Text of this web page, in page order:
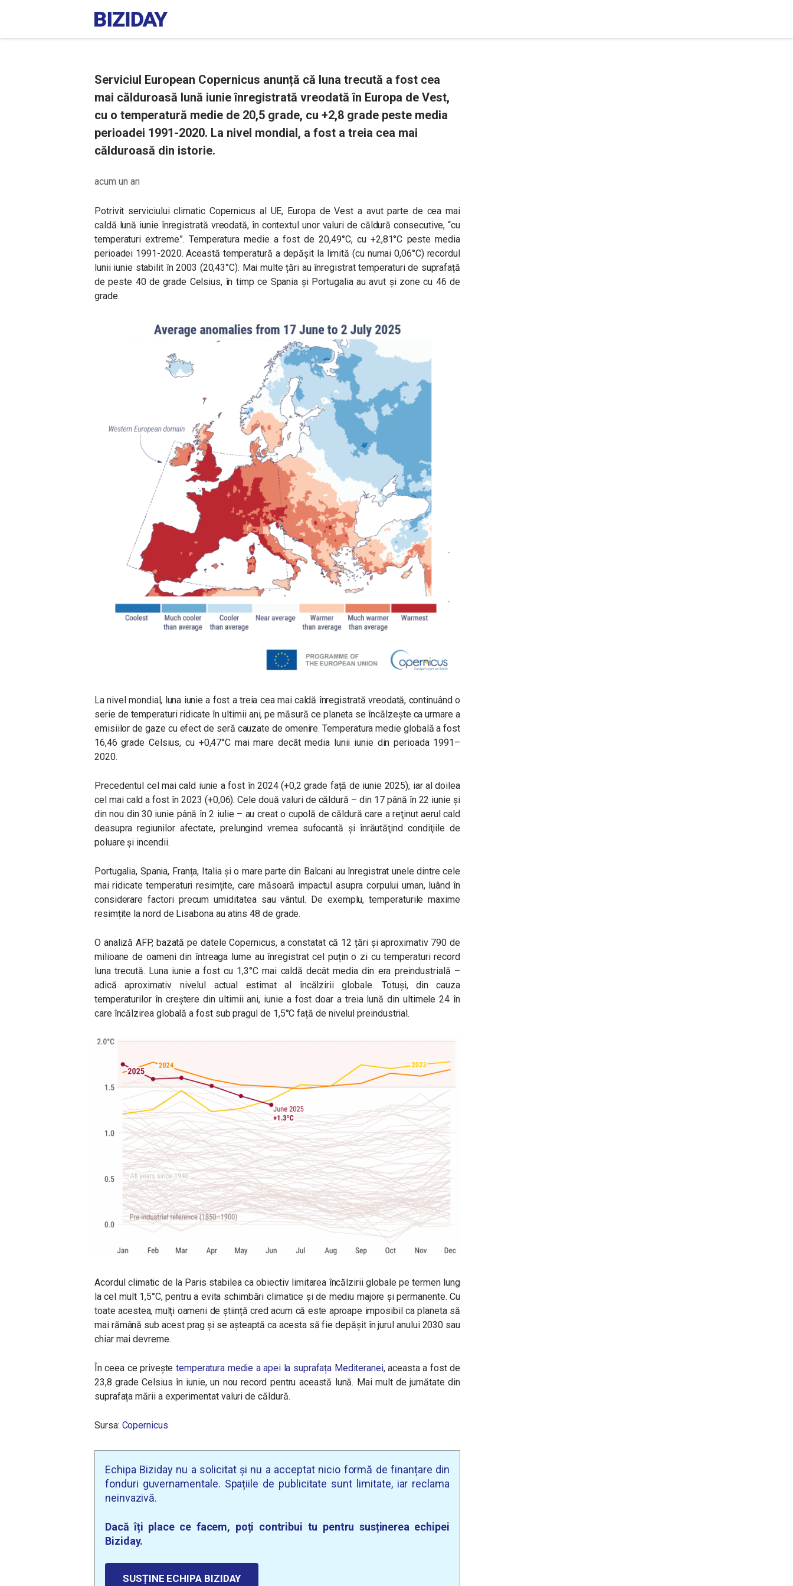
Serviciul European Copernicus anunță că luna trecută a fost cea
mai călduroasă lună iunie înregistrată vreodată în Europa de Vest,
cu o temperatură medie de 20,5 grade, cu +2,8 grade peste media
perioadei 1991-2020. La nivel mondial, a fost a treia cea mai
călduroasă din istorie.
acum un an
Potrivit serviciului climatic Copernicus al UE, Europa de Vest a avut parte de cea mai
caldă lună iunie înregistrată vreodată, în contextul unor valuri de căldură consecutive, “cu
temperaturi extreme”. Temperatura medie a fost de 20,49°C, cu +2,81°C peste media
perioadei 1991-2020. Această temperatură a depășit la limită (cu numai 0,06°C) recordul
lunii iunie stabilit în 2003 (20,43°C). Mai multe țări au înregistrat temperaturi de suprafață
de peste 40 de grade Celsius, în timp ce Spania și Portugalia au avut și zone cu 46 de
grade.
La nivel mondial, luna iunie a fost a treia cea mai caldă înregistrată vreodată, continuând o
serie de temperaturi ridicate în ultimii ani, pe măsură ce planeta se încălzește ca urmare a
emisiilor de gaze cu efect de seră cauzate de omenire. Temperatura medie globală a fost
16,46 grade Celsius, cu +0,47°C mai mare decât media lunii iunie din perioada 1991–
2020.
Precedentul cel mai cald iunie a fost în 2024 (+0,2 grade față de iunie 2025), iar al doilea
cel mai cald a fost în 2023 (+0,06).Cele două valuri de căldură – din 17 până în 22 iunie şi
din nou din 30 iunie până în 2 iulie – au creat o cupolă de căldură care a reţinut aerul cald
deasupra regiunilor afectate, prelungind vremea sufocantă şi înrăutăţind condiţiile de
poluare şi incendii.
Portugalia, Spania, Franța, Italia și o mare parte din Balcani au înregistrat unele dintre cele
mai ridicate temperaturi resimțite, care măsoară impactul asupra corpului uman, luând în
considerare factori precum umiditatea sau vântul. De exemplu, temperaturile maxime
resimțite la nord de Lisabona au atins 48 de grade.
O analiză AFP, bazată pe datele Copernicus, a constatat că 12 țări și aproximativ 790 de
milioane de oameni din întreaga lume au înregistrat cel puțin o zi cu temperaturi record
luna trecută. Luna iunie a fost cu 1,3°C mai caldă decât media din era preindustrială –
adică aproximativ nivelul actual estimat al încălzirii globale. Totuși, din cauza
temperaturilor în creștere din ultimii ani, iunie a fost doar a treia lună din ultimele 24 în
care încălzirea globală a fost sub pragul de 1,5°C față de nivelul preindustrial.
Acordul climatic de la Paris stabilea ca obiectiv limitarea încălzirii globale pe termen lung
la cel mult 1,5°C, pentru a evita schimbări climatice și de mediu majore și permanente. Cu
toate acestea, mulți oameni de știință cred acum că este aproape imposibil ca planeta să
mai rămână sub acest prag și se așteaptă ca acesta să fie depășit în jurul anului 2030 sau
chiar mai devreme.
În ceea ce privește temperatura medie a apei la suprafața Mediteranei,aceasta a fost de
23,8 grade Celsius în iunie, un nou record pentru această lună. Mai mult de jumătate din
suprafața mării a experimentat valuri de căldură.
Sursa: Copernicus
Echipa Biziday nu a solicitat și nu a acceptat nicio formă de finanțare din
fonduri guvernamentale. Spațiile de publicitate sunt limitate, iar reclama
neinvazivă.
Dacă îți place ce facem, poți contribui tu pentru susținerea echipei
Biziday.
SUSȚINE ECHIPA BIZIDAY